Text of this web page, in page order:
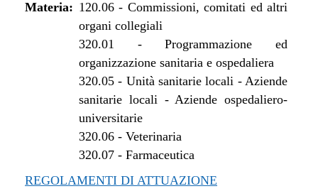
Materia: 120.06- Commissioni, comitati ed altri
organi collegiali
320.01 -Programmazione ed
organizzazione sanitaria e ospedaliera
320.05- Unità sanitarie locali - Aziende
sanitarie locali - Aziende ospedaliero-
universitarie
320.06- Veterinaria
320.07- Farmaceutica
REGOLAMENTI DI ATTUAZIONE